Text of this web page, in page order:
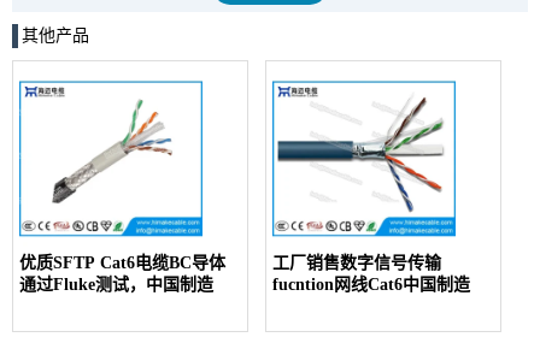
其他产品
优质SFTP Cat6电缆BC导体
通过Fluke测试，中国制造
工厂销售数字信号传输
fucntion网线Cat6中国制造